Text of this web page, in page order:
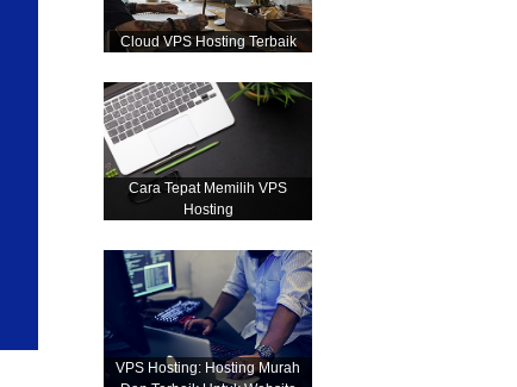
Cloud VPS Hosting Terbaik
Cara Tepat Memilih VPS
Hosting
VPS Hosting: Hosting Murah